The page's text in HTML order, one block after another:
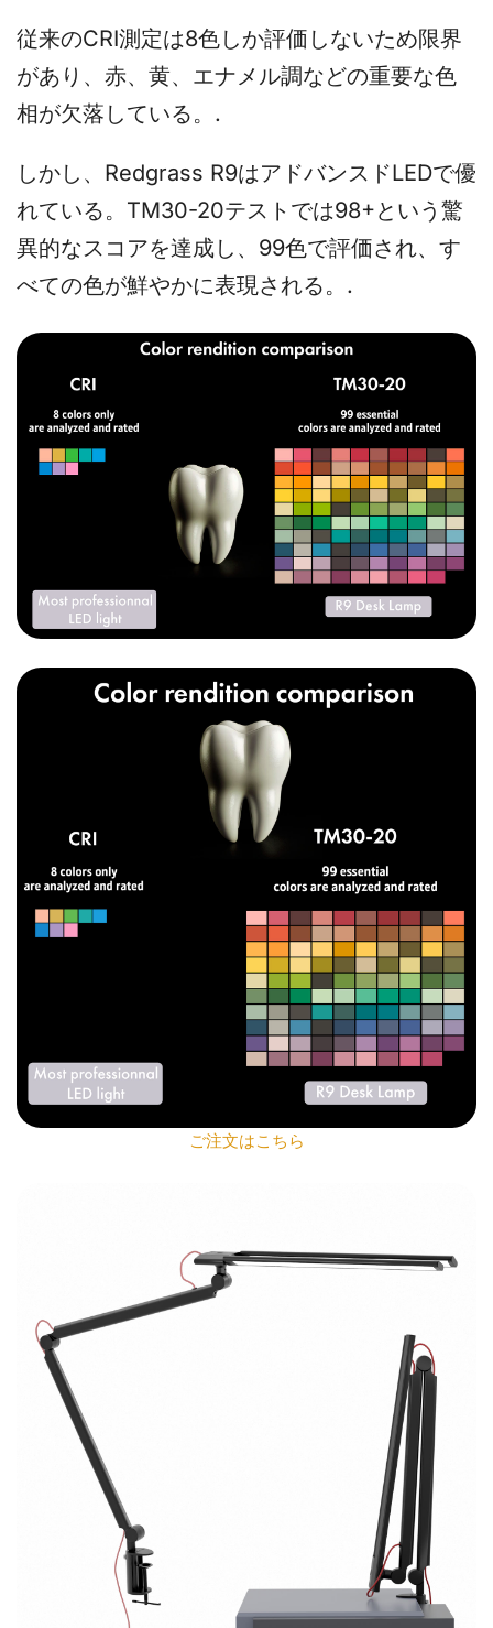
従来のCRI測定は8色しか評価しないため限界
があり、赤、黄、エナメル調などの重要な色
相が欠落している。.
しかし、Redgrass R9はアドバンスドLEDで優
れている。TM30-20テストでは98+という驚
異的なスコアを達成し、99色で評価され、す
べての色が鮮やかに表現される。.
ご注文はこちら